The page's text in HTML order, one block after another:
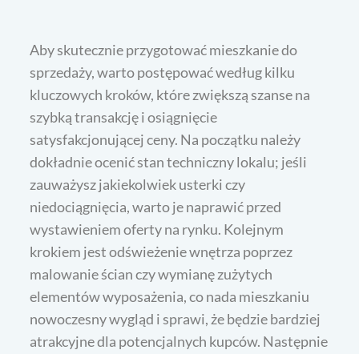
Aby skutecznie przygotować mieszkanie do
sprzedaży, warto postępować według kilku
kluczowych kroków, które zwiększą szanse na
szybką transakcję i osiągnięcie
satysfakcjonującej ceny. Na początku należy
dokładnie ocenić stan techniczny lokalu; jeśli
zauważysz jakiekolwiek usterki czy
niedociągnięcia, warto je naprawić przed
wystawieniem oferty na rynku. Kolejnym
krokiem jest odświeżenie wnętrza poprzez
malowanie ścian czy wymianę zużytych
elementów wyposażenia, co nada mieszkaniu
nowoczesny wygląd i sprawi, że będzie bardziej
atrakcyjne dla potencjalnych kupców. Następnie